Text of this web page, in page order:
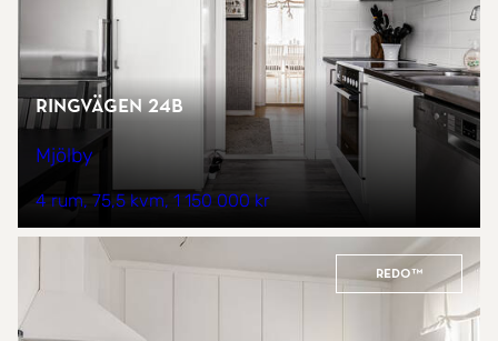
Ringvägen 24B
Mjölby
4 rum 75,5 kvm 1 150 000 kr
REDO™